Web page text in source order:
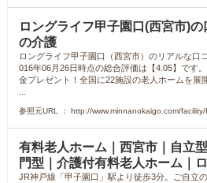
ロングライフ甲子園口(西宮市)
の介護
ロングライフ甲子園口（西宮市）のリアルな口
016年06月26日時点の総合評価は【4.05】です
金プレゼント！全国に22施設の老人ホームを展
参照元URL ： http://www.minnanokaigo.com/
有料老人ホーム｜西宮市｜自立
門型｜介護付有料老人ホーム｜
JR神戸線「甲子園口」駅より徒歩3分。ご自立